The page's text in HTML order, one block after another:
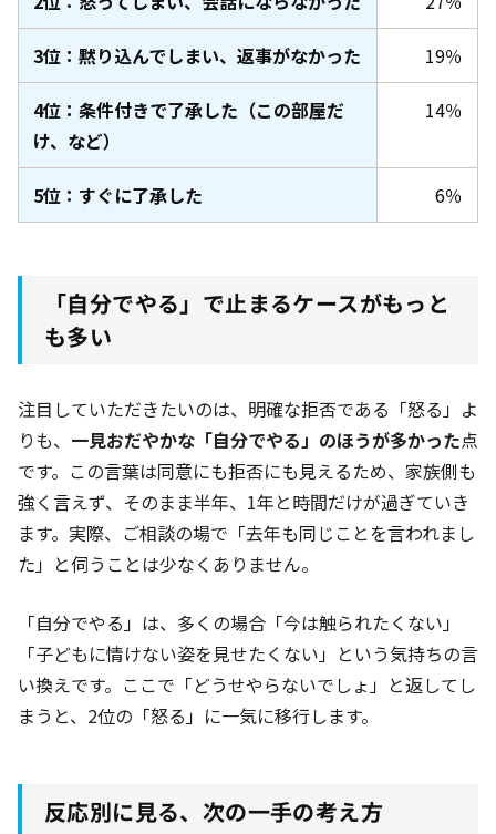
3位：黙り込んでしまい、返事がなかった 19％
4位：条件付きで了承した（この部屋だ
け、など）
14％
5位：すぐに了承した 6％
「自分でやる」で止まるケースがもっと
も多い
注目していただきたいのは、明確な拒否である「怒る」よ
りも、 一見おだやかな「自分でやる」のほうが多かった点
です。この言葉は同意にも拒否にも見えるため、家族側も
強く言えず、そのまま半年、1年と時間だけが過ぎていき
ます。実際、ご相談の場で「去年も同じことを言われまし
た」と伺うことは少なくありません。
「自分でやる」は、多くの場合「今は触られたくない」
「子どもに情けない姿を見せたくない」という気持ちの言
い換えです。ここで「どうせやらないでしょ」と返してし
まうと、2位の「怒る」に一気に移行します。
反応別に見る、次の一手の考え方